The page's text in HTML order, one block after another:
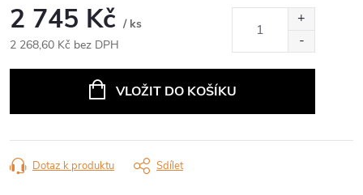
2 745 Kč / ks
2 268,60 Kč bez DPH
VLOŽIT DO KOŠÍKU
Dotaz k produktu Sdílet